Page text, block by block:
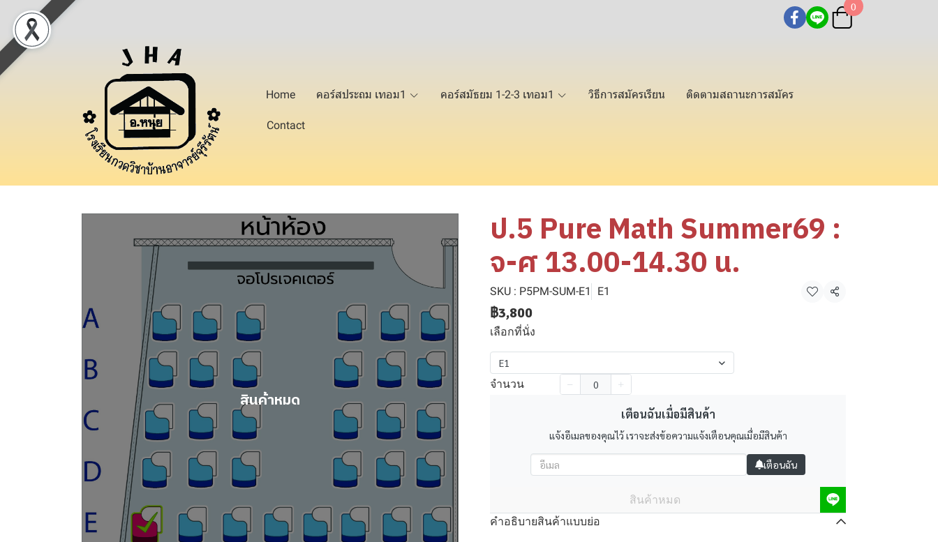
0
Home คอร์สประถม เทอม1 คอร์สมัธยม 1-2-3 เทอม1 วิธีการสมัครเรียน ติดตามสถานะการสมัคร
Contact
สินค้าหมด
ป.5 Pure Math Summer69 :
จ-ศ 13.00-14.30 น.
SKU : P5PM-SUM-E1 E1 แชร์
฿3,800
เลือกที่นั่ง
E1
จำนวน
เตือนฉันเมื่อมีสินค้า
แจ้งอีเมลของคุณไว้ เราจะส่งข้อความแจ้งเตือนคุณเมื่อมีสินค้า
เตือนฉัน
สินค้าหมด
คำอธิบายสินค้าแบบย่อ